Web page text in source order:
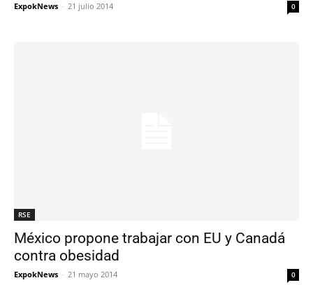
ExpokNews - 21 julio 2014 0
RSE
México propone trabajar con EU y Canadá
contra obesidad
ExpokNews - 21 mayo 2014 0